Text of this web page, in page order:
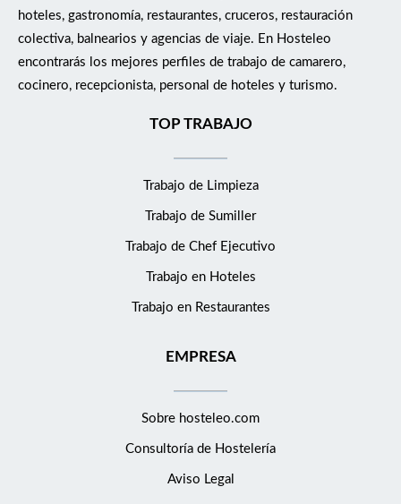
hoteles, gastronomía, restaurantes, cruceros, restauración
colectiva, balnearios y agencias de viaje. En Hosteleo
encontrarás los mejores perfiles de trabajo de camarero,
cocinero, recepcionista, personal de hoteles y turismo.
TOP TRABAJO
Trabajo de Limpieza
Trabajo de Sumiller
Trabajo de Chef Ejecutivo
Trabajo en Hoteles
Trabajo en Restaurantes
EMPRESA
Sobre hosteleo.com
Consultoría de Hostelería
Aviso Legal